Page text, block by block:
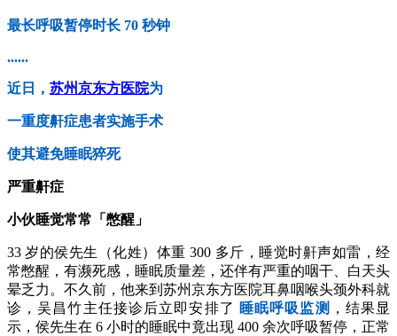
最长呼吸暂停时长 70 秒钟
......
近日， 苏州京东方医院为
一重度鼾症患者实施手术
使其避免睡眠猝死
严重鼾症
小伙睡觉常常「憋醒」
33 岁的侯先生（化姓）体重 300 多斤，睡觉时鼾声如雷，经
常憋醒，有濒死感，睡眠质量差，还伴有严重的咽干、白天头
晕乏力。不久前，他来到苏州京东方医院耳鼻咽喉头颈外科就
诊，吴昌竹主任接诊后立即安排了 睡眠呼吸监测
，结果显
示，侯先生在 6 小时的睡眠中竟出现 400 余次呼吸暂停，正常